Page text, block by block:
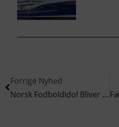
Forrige Nyhed
Norsk Fodboldidol Bliver Ambassadør For Norsk Fisk Og Skaldyr